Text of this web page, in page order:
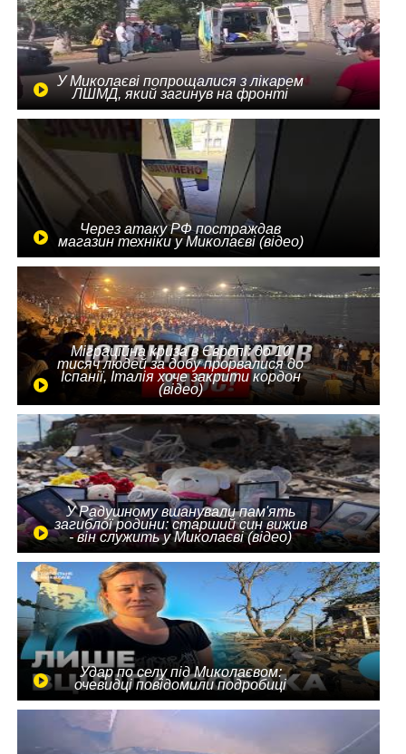
У Миколаєві попрощалися з лікарем
ЛШМД, який загинув на фронті
Через атаку РФ постраждав
магазин техніки у Миколаєві (відео)
Міграційна криза в Європі: до 10
тисяч людей за добу прорвалися до
Іспанії, Італія хоче закрити кордон
(відео)
У Радушному вшанували пам'ять
загиблої родини: старший син вижив
- він служить у Миколаєві (відео)
Удар по селу під Миколаєвом:
очевидці повідомили подробиці